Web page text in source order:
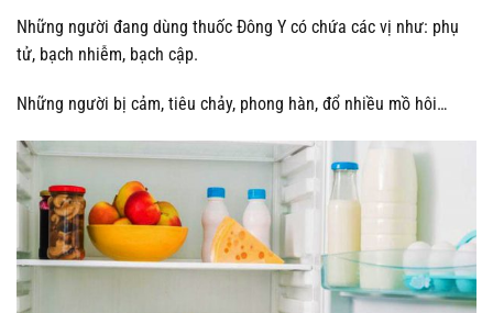
Những người đang dùng thuốc Đông Y có chứa các vị như: phụ
tử, bạch nhiễm, bạch cập.
Những người bị cảm, tiêu chảy, phong hàn, đổ nhiều mồ hôi…